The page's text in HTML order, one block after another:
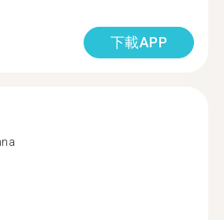
下載APP